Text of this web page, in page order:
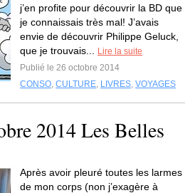
j’en profite pour découvrir la BD que
je connaissais très mal! J’avais
envie de découvrir Philippe Geluck,
que je trouvais...
Lire la suite
Publié le 26 octobre 2014
CONSO, CULTURE, LIVRES, VOYAGES
2014 Les Belles
Après avoir pleuré toutes les larmes
de mon corps (non j’exagère à